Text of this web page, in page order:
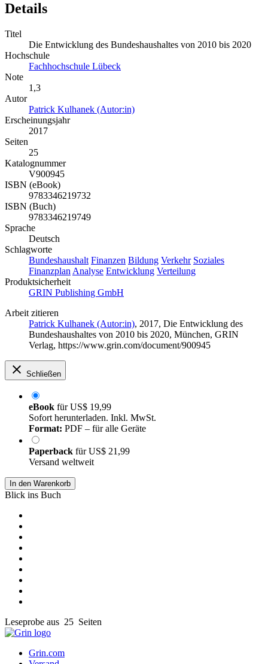
Details
Titel
Die Entwicklung des Bundeshaushaltes von 2010 bis 2020
Hochschule
Fachhochschule Lübeck
Note
1,3
Autor
Patrick Kulhanek (Autor:in)
Erscheinungsjahr
2017
Seiten
25
Katalognummer
V900945
ISBN (eBook)
9783346219732
ISBN (Buch)
9783346219749
Sprache
Deutsch
Schlagworte
Bundeshaushalt Finanzen Bildung Verkehr Soziales
Finanzplan Analyse Entwicklung Verteilung
Produktsicherheit
GRIN Publishing GmbH
Arbeit zitieren
Patrick Kulhanek (Autor:in), 2017, Die Entwicklung des
Bundeshaushaltes von 2010 bis 2020, München, GRIN
Verlag, https://www.grin.com/document/900945
Schließen
eBook fürUS$ 19,99
Sofort herunterladen. Inkl. MwSt.
Format: PDF – für alle Geräte
Paperback fürUS$ 21,99
Versand weltweit
In den Warenkorb
Blick ins Buch
Leseprobe aus 25 Seiten
Grin.com